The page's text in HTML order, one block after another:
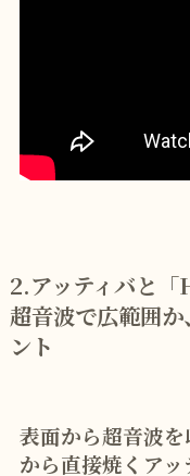
2.アッティバと
超音波で広範囲
ント
表面から超音波
から直接焼くアッ